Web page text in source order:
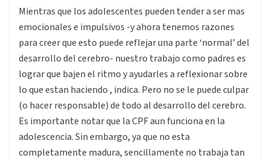
Mientras que los adolescentes pueden tender a ser mas
emocionales e impulsivos -y ahora tenemos razones
para creer que esto puede reflejar una parte ‘normal’ del
desarrollo del cerebro- nuestro trabajo como padres es
lograr que bajen el ritmo y ayudarles a reflexionar sobre
lo que estan haciendo , indica. Pero no se le puede culpar
(o hacer responsable) de todo al desarrollo del cerebro.
Es importante notar que la CPF aun funciona en la
adolescencia. Sin embargo, ya que no esta
completamente madura, sencillamente no trabaja tan